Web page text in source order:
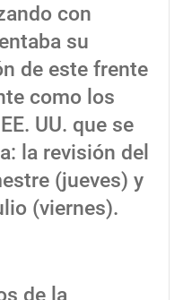
con
su
de este frente
como los
UU. que se
la revisión del
(jueves) y
(viernes).
de la